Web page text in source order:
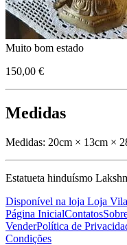
Muito bom estado
150,00 €
Medidas
Medidas: 20cm × 13cm ×
Estatueta hinduísmo
Disponível na loja Loja
Página InicialContatos
VenderPolítica de
Condições